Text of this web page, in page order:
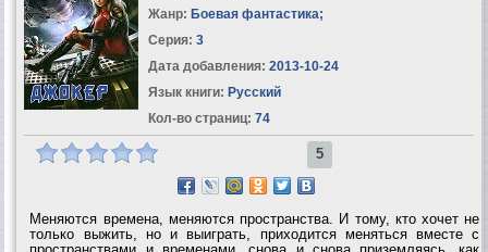
Жанр: Боевая фантастика;
Серия: 3
Дата добавления: 2013-10-24
Язык книги: Русский
Кол-во страниц: 74
5
Меняются времена, меняются пространства. И тому, кто хочет не
только выжить, но и выиграть, приходится меняться вместе с